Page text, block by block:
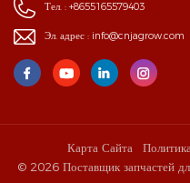
Тел. : +8655165579403
Эл. адрес : info@cnjagrow.com
Карта Сайта
© 2026 Поставщик запчастей